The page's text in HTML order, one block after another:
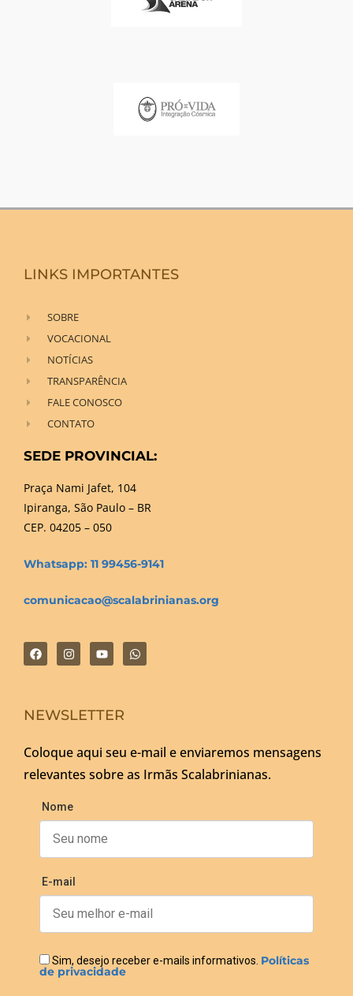
LINKS IMPORTANTES
SOBRE
VOCACIONAL
NOTÍCIAS
TRANSPARÊNCIA
FALE CONOSCO
CONTATO
SEDE PROVINCIAL:
Praça Nami Jafet, 104
Ipiranga, São Paulo – BR
CEP. 04205 – 050
Whatsapp: 11 99456-9141
comunicacao@scalabrinianas.org
NEWSLETTER
Coloque aqui seu e-mail e enviaremos mensagens
relevantes sobre as Irmãs Scalabrinianas.
Nome
E-mail
Sim, desejo receber e-mails informativos. Políticas
de privacidade